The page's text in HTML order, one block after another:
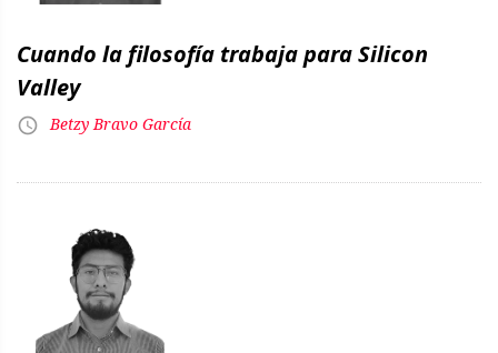
Cuando la filosofía trabaja para Silicon
Valley
Betzy Bravo García